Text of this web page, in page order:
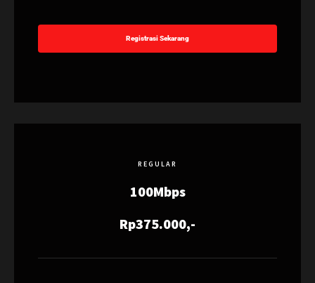
Registrasi Sekarang
REGULAR
100Mbps
Rp375.000,-